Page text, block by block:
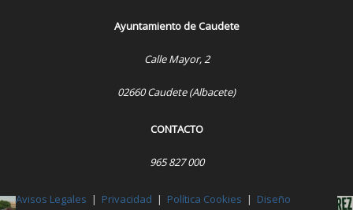
Ayuntamiento de Caudete
Calle Mayor, 2
02660 Caudete (Albacete)
CONTACTO
965 827 000
Avisos Legales | Privacidad | Política Cookies | Diseño